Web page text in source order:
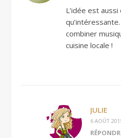
L’idée est aussi
combiner
cuisine locale !
JULIE
6 AOÛT